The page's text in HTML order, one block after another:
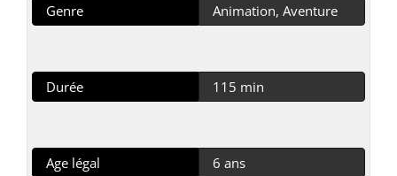
Genre Animation, Aventure
Durée 115 min
Age légal 6 ans